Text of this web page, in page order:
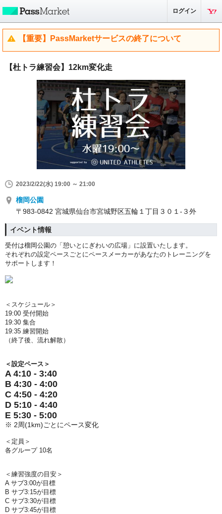
ログイン
【重要】PassMarketサービスの終了について
【杜トラ練習会】12km変化走
2023/2/22(水) 19:00 ～ 21:00
榴岡公園
〒983-0842 宮城県仙台市宮城野区五輪１丁目３０１-３外
イベント情報
受付は榴岡公園の「憩いとにぎわいの広場」に設置いたします。
それぞれの設定ペースごとにペースメーカーがあなたのトレーニングを
サポートします！
＜スケジュール＞
19:00 受付開始
19:30 集合
19:35 練習開始
（終了後、流れ解散）
＜設定ペース＞
A 4:10 - 3:40
B 4:30 - 4:00
C 4:50 - 4:20
D 5:10 - 4:40
E 5:30 - 5:00
※ 2周(1km)ごとにペース変化
＜定員＞
各グループ 10名
＜練習強度の目安＞
A サブ3:00が目標
B サブ3:15が目標
C サブ3:30が目標
D サブ3:45が目標